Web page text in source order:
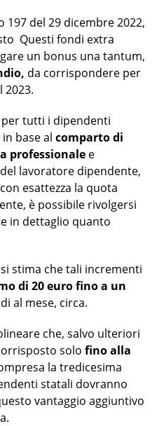
197 del 29 dicembre 2022,
Questi fondi extra
un bonus una tantum,
da corrispondere per
2023.
tutti i dipendenti
in base alcomparto di
professionale e
del lavoratore dipendente,
esattezza la quota
è possibile rivolgersi
in dettaglio quanto
stima che tali incrementi
di 20 euro fino a un
al mese, circa.
che, salvo ulteriori
solo fino alla
la tredicesima
statali dovranno
vantaggio aggiuntivo